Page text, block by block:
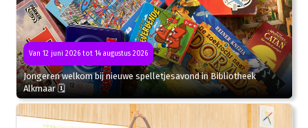
Van 12 juni 2026 tot 14 augustus 2026
Jongeren welkom bij nieuwe spelletjesavond in Bibliotheek
Alkmaar 🗓